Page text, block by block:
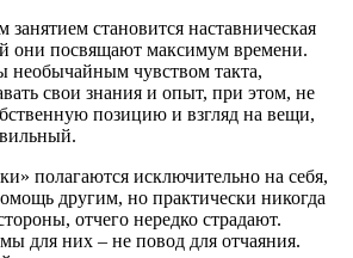
становится наставническая
они посвящают максимум времени.
необычайным чувством такта,
свои знания и опыт, при этом, не
позицию и взгляд на вещи,
полагаются исключительно на себя,
другим, но практически никогда
отчего нередко страдают.
для них – не повод для отчаяния.